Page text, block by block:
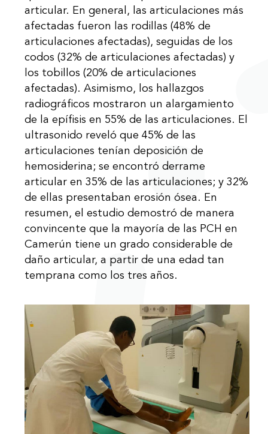
articular. En general, las articulaciones más
afectadas fueron las rodillas (48% de
articulaciones afectadas), seguidas de los
codos (32% de articulaciones afectadas) y
los tobillos (20% de articulaciones
afectadas). Asimismo, los hallazgos
radiográficos mostraron un alargamiento
de la epífisis en 55% de las articulaciones. El
ultrasonido reveló que 45% de las
articulaciones tenían deposición de
hemosiderina; se encontró derrame
articular en 35% de las articulaciones; y 32%
de ellas presentaban erosión ósea. En
resumen, el estudio demostró de manera
convincente que la mayoría de las PCH en
Camerún tiene un grado considerable de
daño articular, a partir de una edad tan
temprana como los tres años.